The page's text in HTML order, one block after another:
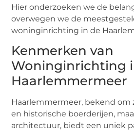
Hier onderzoeken we de
overwegen we de
woninginrichting in de
Kenmerken van
Woninginrichting
Haarlemmermeer
Haarlemmermeer, bekend om
en historische boerderijen,
architectuur, biedt een uniek